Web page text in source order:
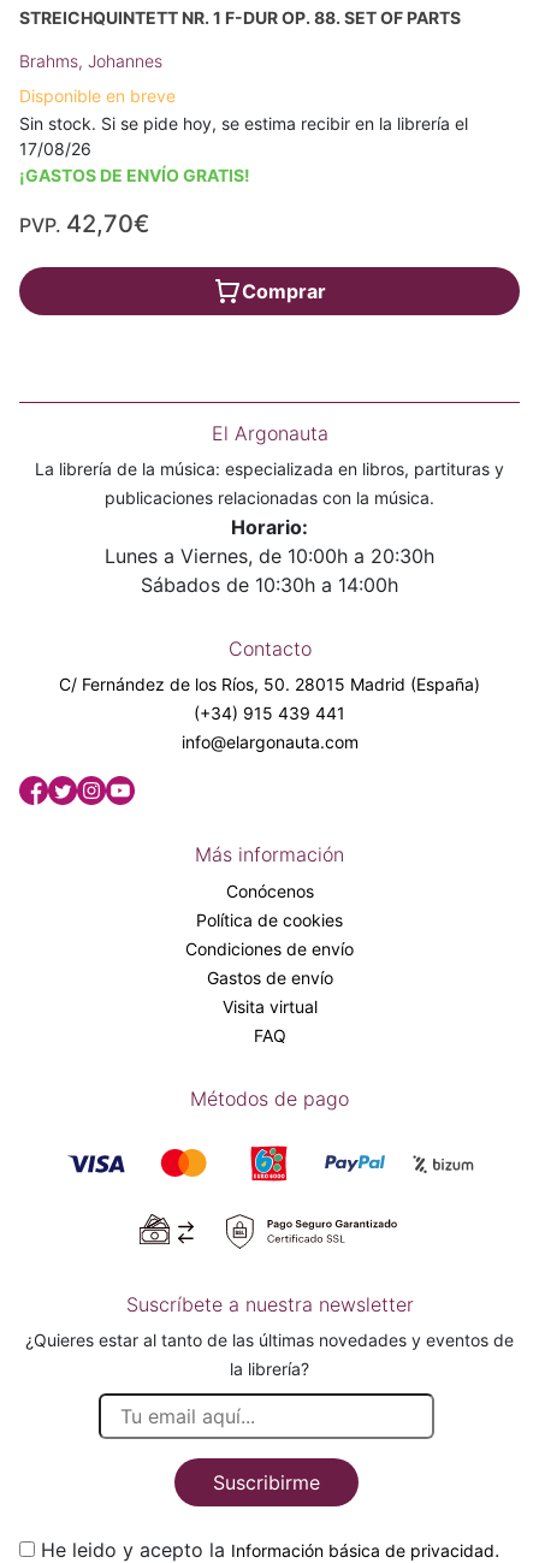
STREICHQUINTETT NR. 1 F-DUR OP. 88. SET OF PARTS
Brahms, Johannes
Disponible en breve
Sin stock. Si se pide hoy, se estima recibir en la librería el
17/08/26
¡GASTOS DE ENVÍO GRATIS!
PVP. 42,70€
Comprar
El Argonauta
La librería de la música: especializada en libros, partituras y
publicaciones relacionadas con la música.
Horario:
Lunes a Viernes, de 10:00h a 20:30h
Sábados de 10:30h a 14:00h
Contacto
C/ Fernández de los Ríos, 50. 28015 Madrid (España)
(+34) 915 439 441
info@elargonauta.com
Más información
Conócenos
Política de cookies
Condiciones de envío
Gastos de envío
Visita virtual
FAQ
Métodos de pago
Suscríbete a nuestra newsletter
¿Quieres estar al tanto de las últimas novedades y eventos de
la librería?
Suscribirme
He leido y acepto la Información básica de privacidad.